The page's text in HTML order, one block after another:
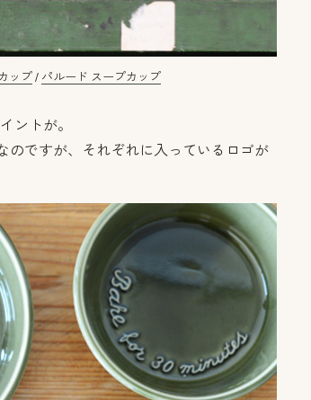
ップ / パルード スープカップ
ントが。
のですが、それぞれに入っているロゴが